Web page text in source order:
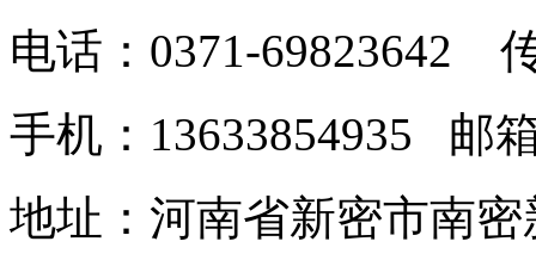
电话：0371-69823642
手机：13633854935 邮
地址：河南省新密市南